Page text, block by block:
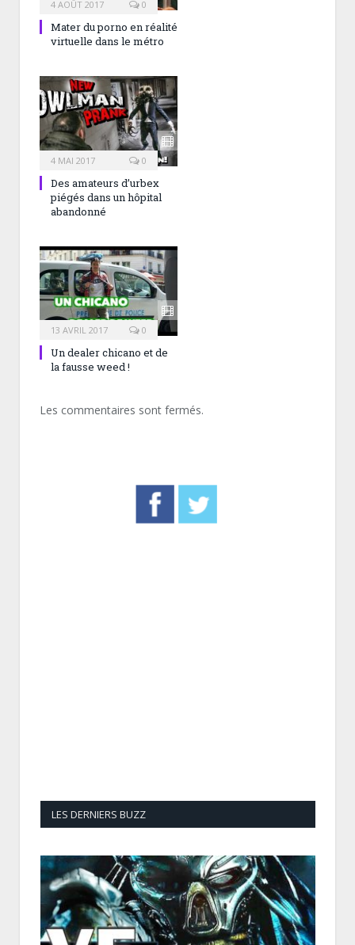
4 AOÛT 2017 0
Mater du porno en réalité
virtuelle dans le métro
4 MAI 2017 0
Des amateurs d’urbex
piégés dans un hôpital
abandonné
13 AVRIL 2017 0
Un dealer chicano et de
la fausse weed !
Les commentaires sont fermés.
LES DERNIERS BUZZ